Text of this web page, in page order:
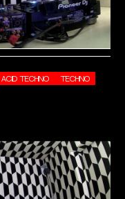
ACID TECHNO TECHNO